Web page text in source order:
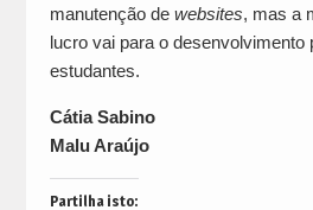
manutenção de websites, mas a
lucro vai para o desenvolvimento
estudantes.
Cátia Sabino
Malu Araújo
Partilha isto: